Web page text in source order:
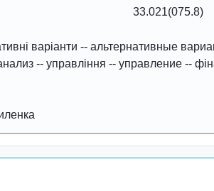
33.021(075.8)
варіанти -- альтернативные
-- управління -- управление --